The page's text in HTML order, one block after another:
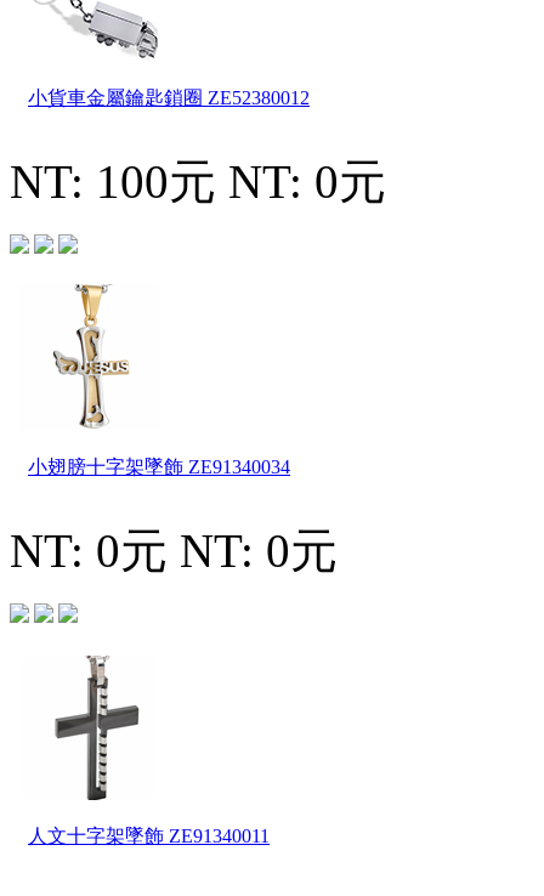
小貨車金屬鑰匙鎖圈 ZE52380012
NT: 100元 NT: 0元
小翅膀十字架墜飾 ZE91340034
NT: 0元 NT: 0元
人文十字架墜飾 ZE91340011